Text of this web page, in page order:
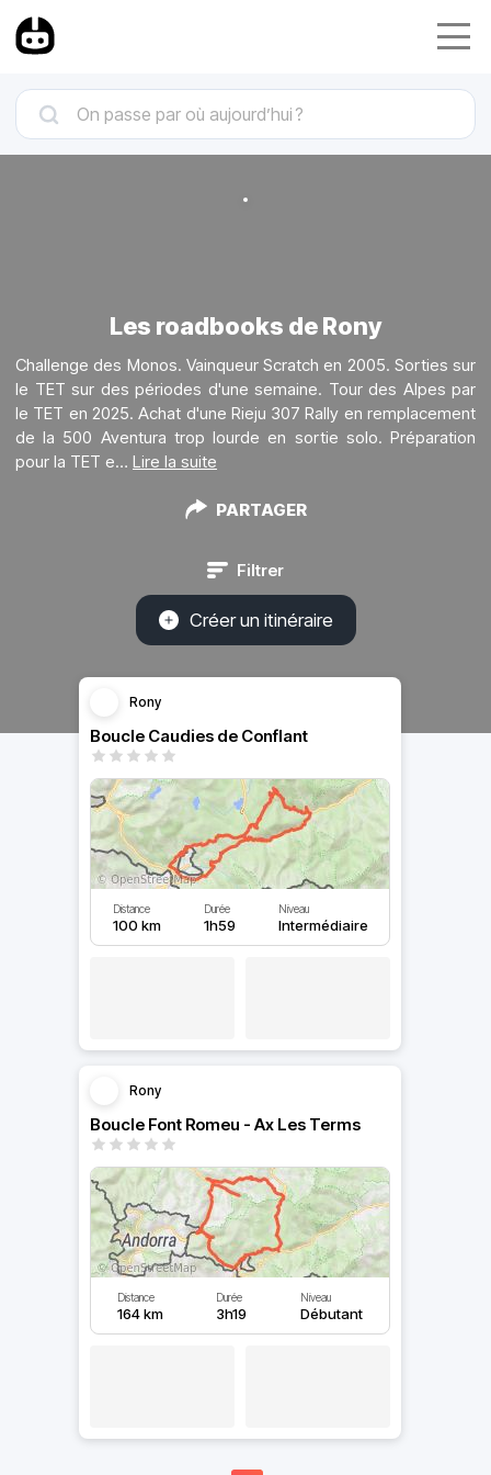
Les roadbooks de Rony
Challenge des Monos. Vainqueur Scratch en 2005. Sorties sur
le TET sur des périodes d'une semaine. Tour des Alpes par
le TET en 2025. Achat d'une Rieju 307 Rally en remplacement
de la 500 Aventura trop lourde en sortie solo. Préparation
pour la TET e… Lire la suite
PARTAGER
Filtrer
Créer un itinéraire
Rony
Boucle Caudies de Conflant
Distance
100 km
Durée
1h59
Niveau
Intermédiaire
Rony
Boucle Font Romeu - Ax Les Terms
Distance
164 km
Durée
3h19
Niveau
Débutant